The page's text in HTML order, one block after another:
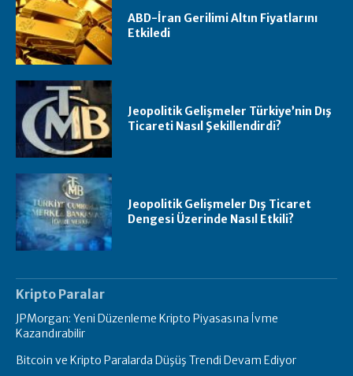
ABD-İran Gerilimi Altın Fiyatlarını
Etkiledi
Jeopolitik Gelişmeler Türkiye’nin Dış
Ticareti Nasıl Şekillendirdi?
Jeopolitik Gelişmeler Dış Ticaret
Dengesi Üzerinde Nasıl Etkili?
Kripto Paralar
JPMorgan: Yeni Düzenleme Kripto Piyasasına İvme
Kazandırabilir
Bitcoin ve Kripto Paralarda Düşüş Trendi Devam Ediyor